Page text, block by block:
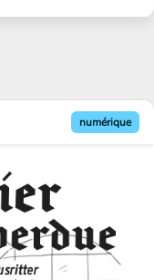
numérique